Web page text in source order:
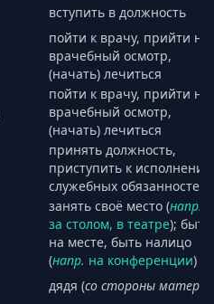
вступить в должность
пойти к врачу, прийти на
врачебный осмотр,
(начать) лечиться
пойти к врачу, прийти на
врачебный осмотр,
(начать) лечиться
принять должность,
приступить к исполнению
служебных обязанностей
занять своё место (напр.
за столом, в театре); быть
на месте, быть налицо
(напр. на конференции)
дядя (со стороны матери